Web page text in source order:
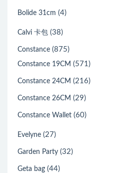
Bolide 31cm (4)
Calvi 卡包 (38)
Constance (875)
Constance 19CM (571)
Constance 24CM (216)
Constance 26CM (29)
Constance Wallet (60)
Evelyne (27)
Garden Party (32)
Geta bag (44)